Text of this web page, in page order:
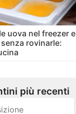
uova nel freezer e
rovinarle: